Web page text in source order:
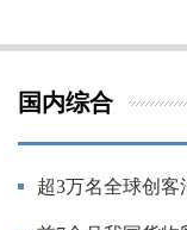
国内综合
超3万名全球创客